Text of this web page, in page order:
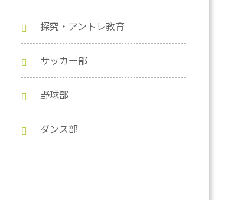
探究・アントレ教育
サッカー部
野球部
ダンス部